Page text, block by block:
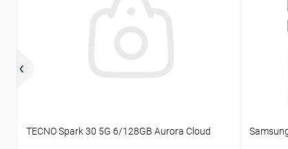
TECNO Spark 30 5G 6/128GB Aurora Cloud